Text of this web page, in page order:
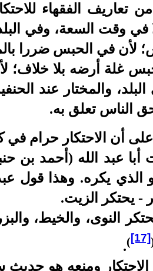
تعاريف الفقهاء
في وقت السعة، وفي
لأن في الحبس ضررا
غلة أرضه بلا خلاف؛
البلد، والمختار عند
الناس تعلق به.
على أن الاحتكار حرام
عبد الله (أحمد بن
يكره. وهذا قول
- يحتكر الزيت.
النوى، والخيط،
[17]
)
.
ومنعه هو